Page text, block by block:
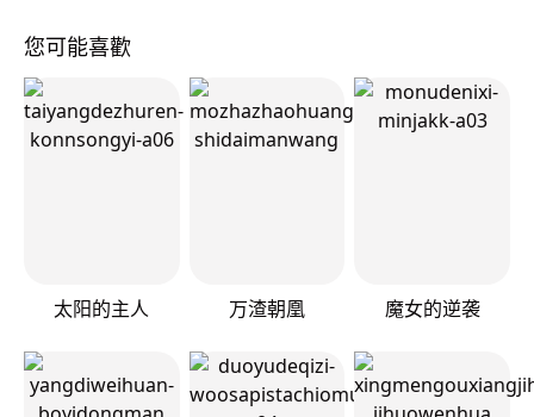
您可能喜歡
太阳的主人 万渣朝凰 魔女的逆袭